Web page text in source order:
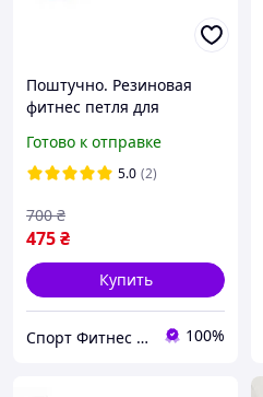
Поштучно. Резиновая
фитнес петля для
Петли для спорта U-
Powex FHS, код:
Готово к отправке
5.0 (2)
475₴
700 ₴
Купить
Спорт Фитнес Хобби - качественные товары оптом и в розницу 100%